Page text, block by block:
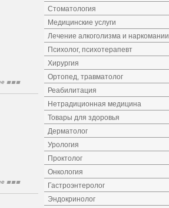
Стоматология
Медицинские услуги
Лечение алкоголизма и наркомании
Психолог, психотерапевт
Хирургия
Ортопед, травматолог
Реабилитация
Нетрадиционная медицина
Товары для здоровья
Дерматолог
Урология
Проктолог
Онкология
Гастроэнтеролог
Эндокринолог